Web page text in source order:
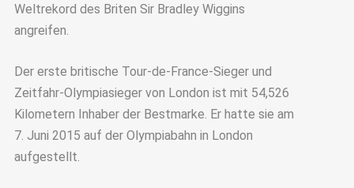
Weltrekord des Briten Sir Bradley Wiggins
angreifen.
Der erste britische Tour-de-France-Sieger und
Zeitfahr-Olympiasieger von London ist mit 54,526
Kilometern Inhaber der Bestmarke. Er hatte sie am
7. Juni 2015 auf der Olympiabahn in London
aufgestellt.